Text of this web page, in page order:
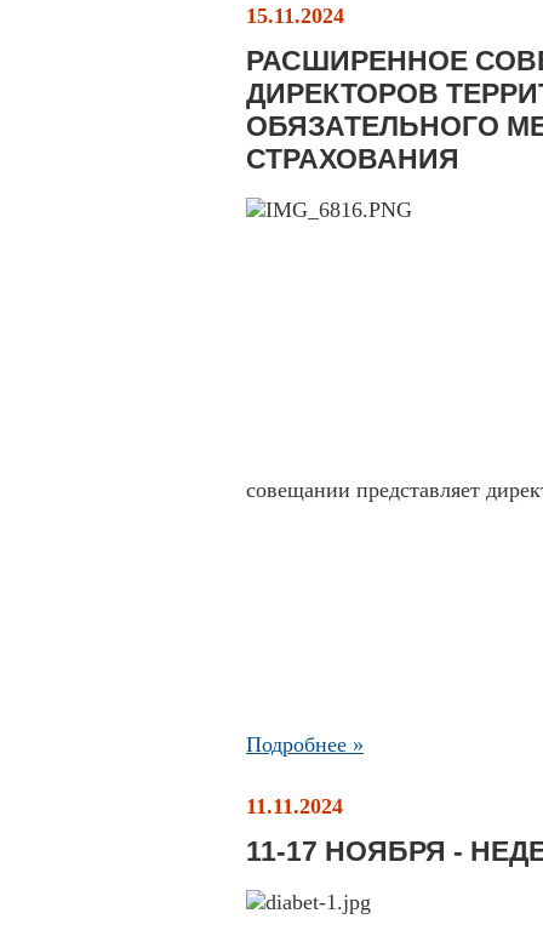
15.11.2024
РАСШИРЕННОЕ
ДИРЕКТОРОВ
ОБЯЗАТЕЛЬНОГО
СТРАХОВАНИЯ
совещании представляет
Подробнее »
11.11.2024
11-17 НОЯБРЯ -